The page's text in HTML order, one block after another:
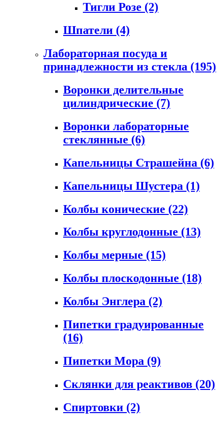
Тигли Розе (2)
Шпатели (4)
Лабораторная посуда и
принадлежности из стекла (195)
Воронки делительные
цилиндрические (7)
Воронки лабораторные
стеклянные (6)
Капельницы Страшейна (6)
Капельницы Шустера (1)
Колбы конические (22)
Колбы круглодонные (13)
Колбы мерные (15)
Колбы плоскодонные (18)
Колбы Энглера (2)
Пипетки градуированные
(16)
Пипетки Мора (9)
Склянки для реактивов (20)
Спиртовки (2)